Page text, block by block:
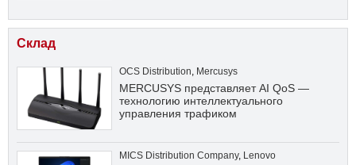
Склад
OCS Distribution, Mercusys
MERCUSYS представляет AI QoS —
технологию интеллектуального
управления трафиком
MICS Distribution Company, Lenovo